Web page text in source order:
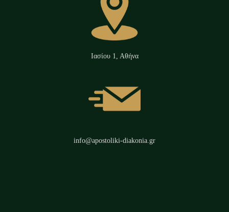
Ιασίου 1, Αθήνα
info@apostoliki-diakonia.gr